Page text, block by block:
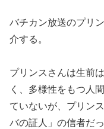
バチカン放送のプリ
介する。
プリンスさんは生前
く、多様性をもつ人
ていないが、プリン
バの証人」の信者だ